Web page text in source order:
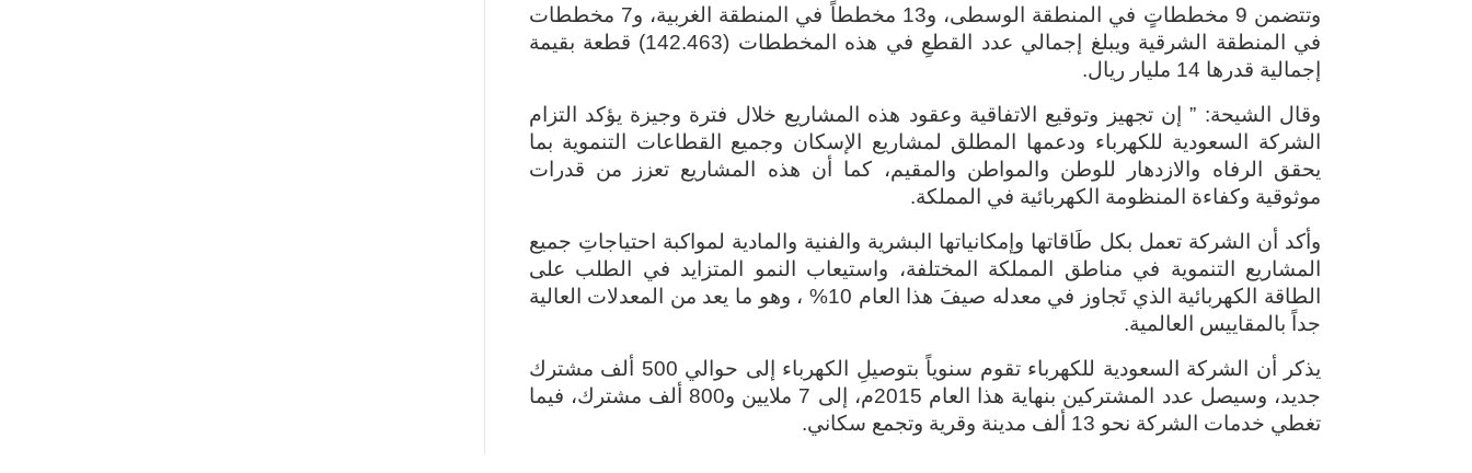
وتتضمن 9 مخططاتٍ في المنطقة الوسطى، و13 مخططاً في المنطقة الغربية، و7 مخططات
في المنطقة الشرقية ويبلغ إجمالي عدد القطعِ في هذه المخططات (142.463) قطعة بقيمة
إجمالية قدرها 14 مليار ريال
.
وقال الشيحة: ” إن تجهيز وتوقيع الاتفاقية وعقود هذه المشاريع خلال فترة وجيزة يؤكد التزام
الشركة السعودية للكهرباء ودعمها المطلق لمشاريع الإسكان وجميع القطاعات التنموية بما
يحقق الرفاه والازدهار للوطن والمواطن والمقيم، كما أن هذه المشاريع تعزز من قدرات
موثوقية وكفاءة المنظومة الكهربائية في المملكة.
وأكد أن الشركة تعمل بكل طَاقاتها وإمكانياتها البشرية والفنية والمادية لمواكبة احتياجاتِ جميع
المشاريع التنموية في مناطق المملكة المختلفة، واستيعاب النمو المتزايد في الطلب على
الطاقة الكهربائية الذي تَجاوز في معدله صيفَ هذا العام 10% ، وهو ما يعد من المعدلات العالية
جداً بالمقاييس العالمية.
يذكر أن الشركة السعودية للكهرباء تقوم سنوياً بتوصيلِ الكهرباء إلى حوالي 500 ألف مشترك
جديد، وسيصل عدد المشتركين بنهاية هذا العام 2015م، إلى 7 ملايين و800 ألف مشترك، فيما
تغطي خدمات الشركة نحو 13 ألف مدينة وقرية وتجمع سكاني
.